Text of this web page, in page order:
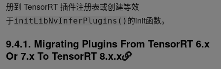
册到 TensorRT 插件注册表或创建等效
于initLibNvInferPlugins() 的init函数。
9.4.1. Migrating Plugins From TensorRT 6.x
Or 7.x To TensorRT 8.x.x